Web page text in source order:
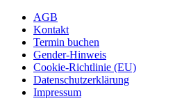
AGB
Kontakt
Termin buchen
Gender-Hinweis
Cookie-Richtlinie (EU)
Datenschutzerklärung
Impressum